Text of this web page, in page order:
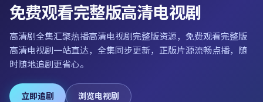
免费观看完整版高清电视剧
高清剧全集汇聚热播高清电视剧完整版资源， 免费观看完整版
高清电视剧一站直达，全集同步更新，正版片源流畅点播，随
时随地追剧更省心。
立即追剧 浏览电视剧